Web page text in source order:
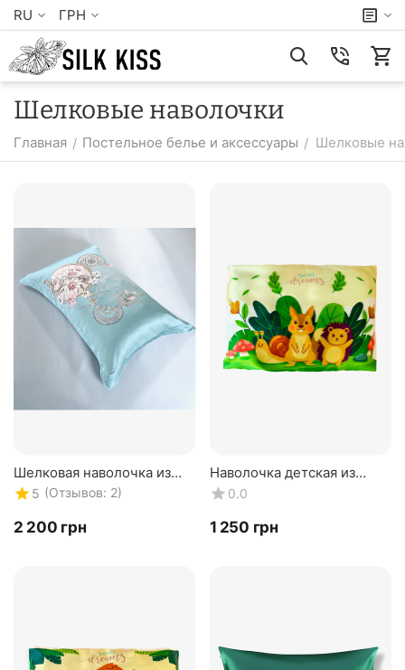
RU ГРН
Шелковые наволочки
Главная / Постельное белье и аксессуары / Шелковые
Шелковая наволочка из
100% натурального шелка.
Голубой пион. Размер
50*70 см. Двусторонняя
5 (Отзывов: 2)
‍2 200‍ грн
Наволочка детская из
100% натурального шелка.
Шелковая наволочка для
новорожденных 19мм...
0.0
‍1 250‍ грн